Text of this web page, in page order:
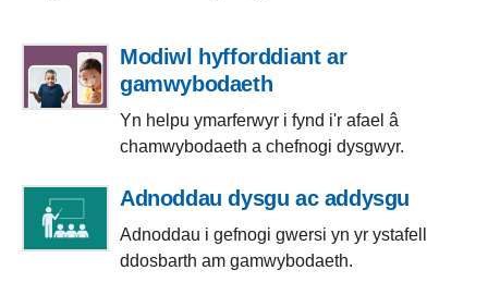
Modiwl hyfforddiant ar
gamwybodaeth
Yn helpu ymarferwyr i fynd i'r afael â
chamwybodaeth a chefnogi dysgwyr.
Adnoddau dysgu ac addysgu
Adnoddau i gefnogi gwersi yn yr ystafell
ddosbarth am gamwybodaeth.